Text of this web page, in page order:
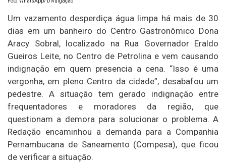
Um vazamento desperdiça água limpa há mais de 30
dias em um banheiro do Centro Gastronômico Dona
Aracy Sobral, localizado na Rua Governador Eraldo
Gueiros Leite, no Centro de Petrolina e vem causando
indignação em quem presencia a cena. “Isso é uma
vergonha, em pleno Centro da cidade”, desabafou um
pedestre. A situação tem gerado indignação entre
frequentadores e moradores da região, que
questionam a demora para solucionar o problema. A
Redação encaminhou a demanda para a Companhia
Pernambucana de Saneamento (Compesa), que ficou
de verificar a situação.